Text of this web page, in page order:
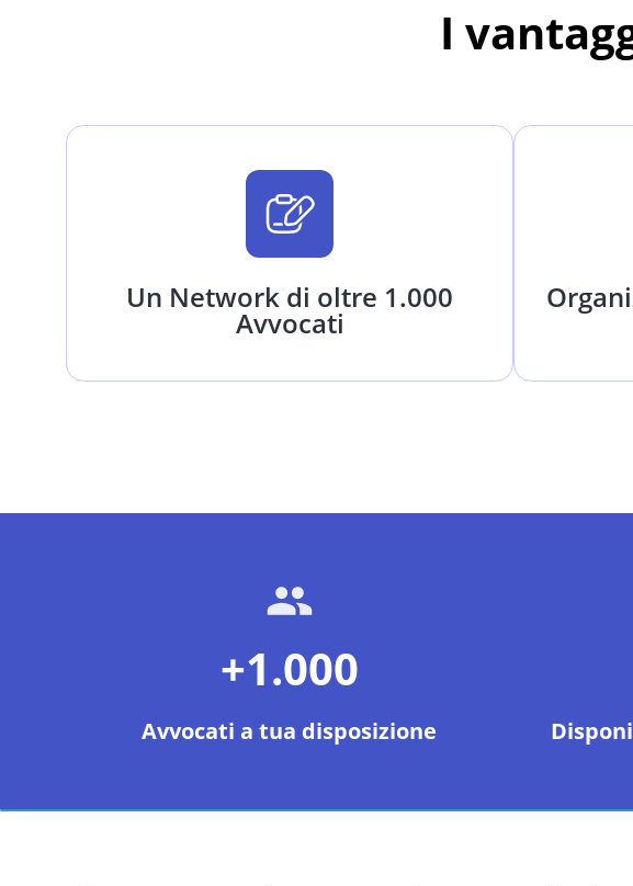
I
Un Network di oltre 1.000
Avvocati
+1.000
Avvocati a tua disposizione